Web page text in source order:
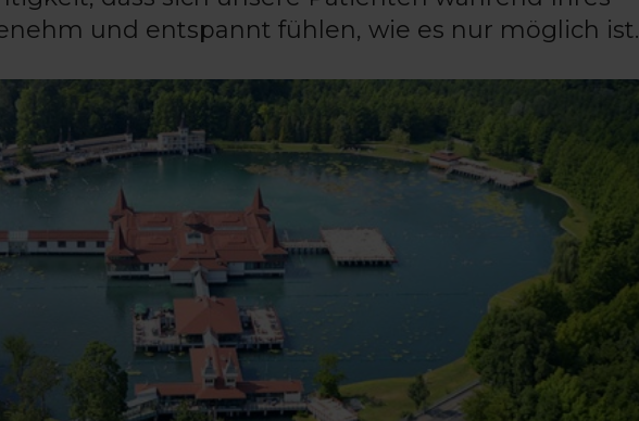
und entspannt fühlen, wie es nur möglich ist.